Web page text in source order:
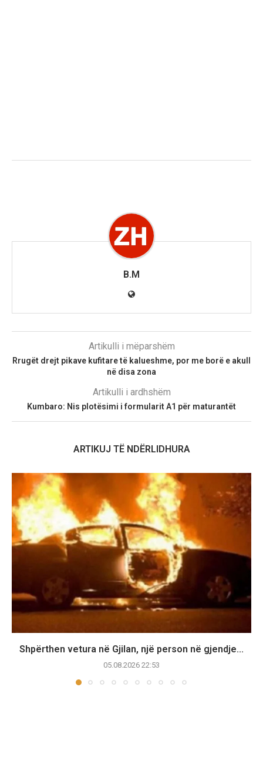
B.M
Artikulli i mëparshëm
Rrugët drejt pikave kufitare të kalueshme, por me borë e akull
në disa zona
Artikulli i ardhshëm
Kumbaro: Nis plotësimi i formularit A1 për maturantët
ARTIKUJ TË NDËRLIDHURA
Shpërthen vetura në Gjilan, një person në gjendje...
05.08.2026 22:53